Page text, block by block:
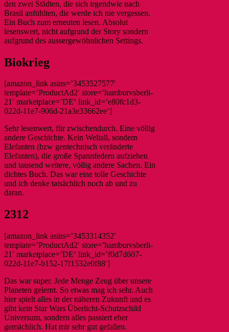
den zwei Städten, die sich irgendwie nach
Brasil anfühlten, die werde ich nie vergessen.
Ein Buch zum erneuten lesen. Absolut
lesenswert, nicht aufgrund der Story sondern
aufgrund des aussergewöhnlichen Settings.
Biokrieg
[amazon_link asins=’3453527577′
template=’ProductAd2′ store=’hamburvsberli-
21′ marketplace=’DE‘ link_id=’e80fc1d3-
022d-11e7-906d-21a3e33662ee‘]
Sehr lesenwert, für zwischendurch. Eine völlig
andere Geschichte. Kein Weltall, sondern
Elefanten (bzw gentechnisch veränderte
Elefanten), die große Spannfedern aufziehen
und tausend weitere, völlig andere Sachen. Ein
dichtes Buch. Das war eine tolle Geschichte
und ich denke tatsächlich noch ab und zu
daran.
2312
[amazon_link asins=’3453314352′
template=’ProductAd2′ store=’hamburvsberli-
21′ marketplace=’DE‘ link_id=’f0d7d607-
022d-11e7-b152-17f1532e0f88′]
Das war super. Jede Menge Zeug über unsere
Planeten gelernt. So etwas mag ich sehr. Auch
hier spielt alles in der näheren Zukunft und es
gibt kein Star Wars Überlicht-Schutzschild
Universum, sondern alles passiert eher
gemächlich. Hat mir sehr gut gefallen.